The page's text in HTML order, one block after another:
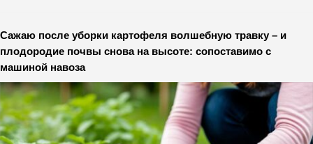
Сажаю после уборки картофеля волшебную травку – и
плодородие почвы снова на высоте: сопоставимо с
машиной навоза